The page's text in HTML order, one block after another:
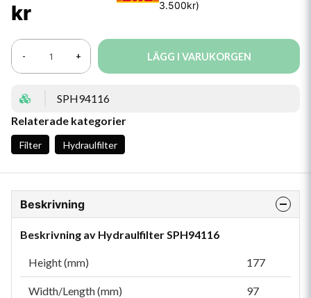
kr
- + LÄGG I VARUKORGEN
SPH94116
Relaterade kategorier
Filter Hydraulfilter
Beskrivning
Beskrivning av Hydraulfilter SPH94116
Height (mm) 177
Width/Length (mm) 97